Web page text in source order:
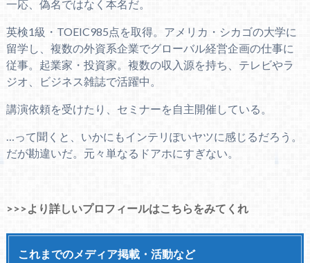
一応、偽名ではなく本名だ。
英検1級・TOEIC985点を取得。アメリカ・シカゴの大学に
留学し、複数の外資系企業でグローバル経営企画の仕事に
従事。起業家・投資家。複数の収入源を持ち、テレビやラ
ジオ、ビジネス雑誌で活躍中。
講演依頼を受けたり、セミナーを自主開催している。
…って聞くと、いかにもインテリぽいヤツに感じるだろう。
だが勘違いだ。元々単なるドアホにすぎない。
>>>より詳しいプロフィールはこちらをみてくれ
これまでのメディア掲載・活動など